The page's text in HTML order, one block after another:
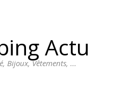
Actu
Bijoux, Vêtements, ...